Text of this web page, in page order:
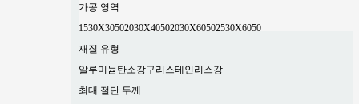
가공 영역
1530X30502030X40502030X60502530X6050
재질 유형
알루미늄탄소강구리스테인리스강
최대 절단 두께